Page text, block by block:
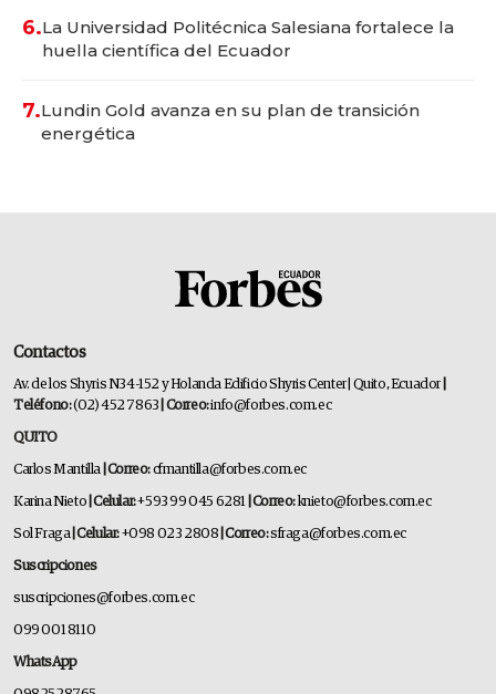
6.La Universidad Politécnica Salesiana fortalece la
huella científica del Ecuador
7.Lundin Gold avanza en su plan de transición
energética
Contactos
Av. de los Shyris N34-152 y Holanda Edificio Shyris Center | Quito, Ecuador
Teléfono:(02) 452 7863 | Correo:info@forbes.com.ec
QUITO
Carlos Mantilla | Correo:cfmantilla@forbes.com.ec
Karina Nieto | Celular:+593 99 045 6281 | Correo: knieto@forbes.com.ec
Sol Fraga | Celular:+098 023 2808 | Correo:sfraga@forbes.com.ec
Suscripciones
suscripciones@forbes.com.ec
099 001 8110
WhatsApp